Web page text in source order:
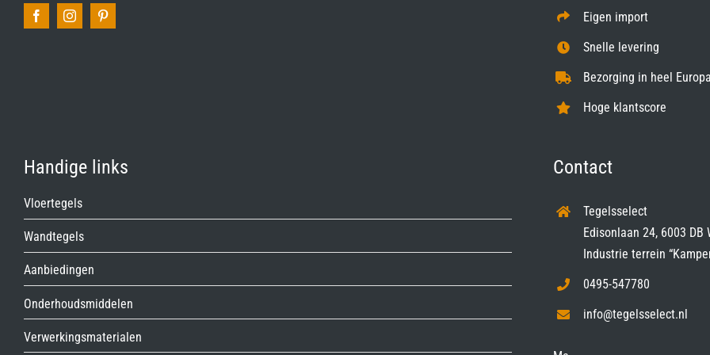
Eigen import
Snelle levering
Bezorging in heel
Hoge klantscore
Handige links
Vloertegels
Wandtegels
Aanbiedingen
Onderhoudsmiddelen
Verwerkingsmaterialen
Contact
Tegelsselect
Edisonlaan 24, 6003 DB
Industrie terrein
0495-547780
info@tegelsselect.nl